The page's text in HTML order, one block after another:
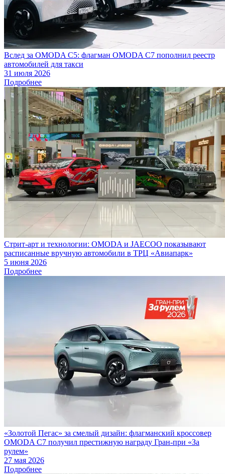
Вслед за OMODA C5: флагман OMODA C7 пополнил реестр
автомобилей для такси
31 июля 2026
Подробнее
Стрит-арт и технологии: OMODA и JAECOO показывают
расписанные вручную автомобили в ТРЦ «Авиапарк»
5 июня 2026
Подробнее
«Золотой Пегас» за смелый дизайн: флагманский кроссовер
OMODA C7 получил престижную награду Гран-при «За
рулем»
27 мая 2026
Подробнее